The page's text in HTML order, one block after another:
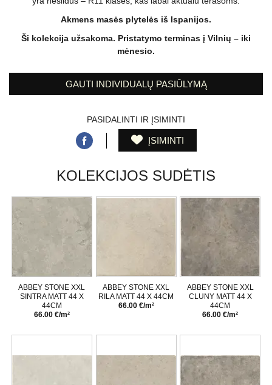
Akmens masės plytelės iš Ispanijos.
Ši kolekcija užsakoma. Pristatymo terminas į Vilnių – iki
mėnesio.
GAUTI INDIVIDUALŲ PASIŪLYMĄ
PASIDALINTI IR ĮSIMINTI
ĮSIMINTI
KOLEKCIJOS SUDĖTIS
ABBEY STONE XXL
SINTRA MATT 44 X
44CM
66.00 €/m²
ABBEY STONE XXL
RILA MATT 44 X 44CM
66.00 €/m²
ABBEY STONE XXL
CLUNY MATT 44 X
44CM
66.00 €/m²